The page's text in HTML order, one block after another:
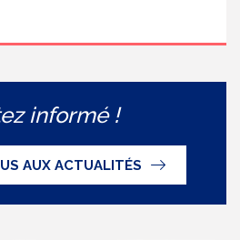
informé !
AUX ACTUALITÉS